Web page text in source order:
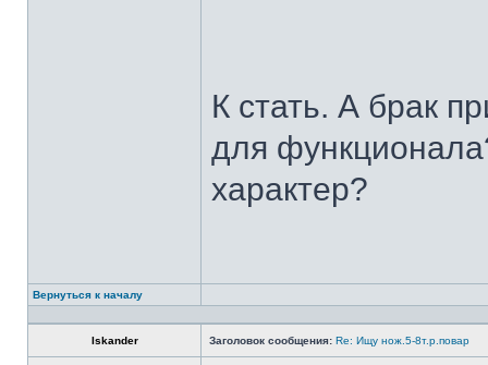
К стать. А брак
для
характер?
Вернуться к началу
Iskander Заголовок сообщения: Re: Ищу нож.5-8т.р.повар